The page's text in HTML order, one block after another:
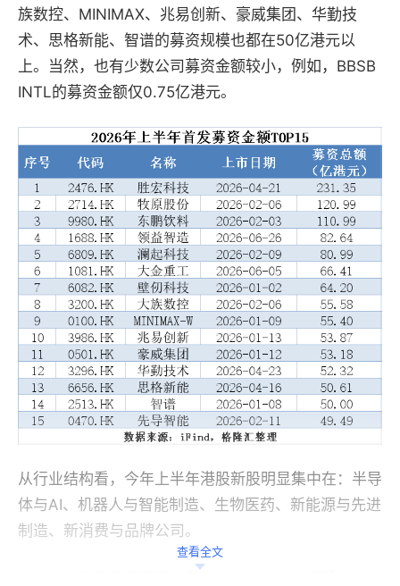
族数控、MINIMAX、兆易创新、豪威集团、华勤技
术、思格新能、智谱的募资规模也都在50亿港元以
上。当然，也有少数公司募资金额较小，例如，BBSB
INTL的募资金额仅0.75亿港元。
从行业结构看，今年上半年港股新股明显集中在：半导
体与AI、机器人与智能制造、生物医药、新能源与先进
制造、新消费与品牌公司。
查看全文